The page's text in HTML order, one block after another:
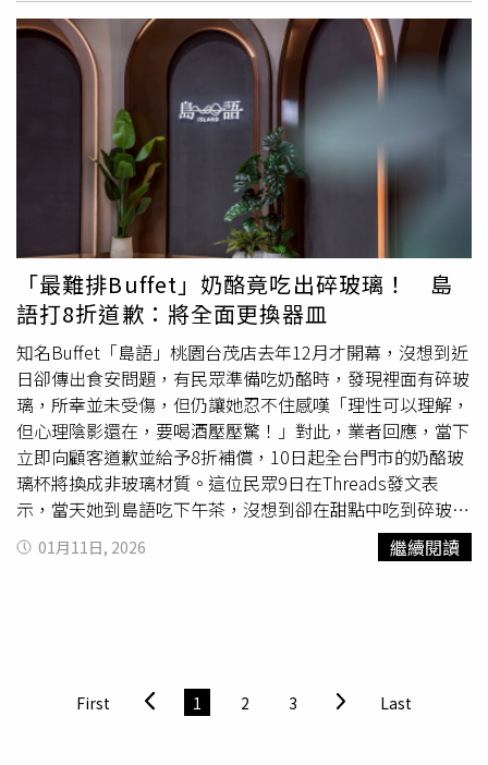
酸與鈣會先結合成「草酸鈣」，結合後的分子太大，腸道無
法吸收，因此會隨著糞便排出體外，並不會進入血液造成影
響。劉博仁說明，產生結石往往發生於「單獨」吃了大量高
草酸食物，或是腸道功能不佳者，例如腸漏症、油脂代謝異
常，此時過多的草酸鹽會穿過腸壁進入血液循環，「一旦進
入血液，草酸鹽若在腎臟沉積，就會結石；但若隨著血液流
動，卡在軟組織、筋膜或關節裡，就可能引發慢性發炎與疼
痛」。劉博仁提醒，若平時吃得很養生，卻莫名感到關節酸
痛、肌肉僵硬甚至容易疲勞，可檢視飲食中是否有「4類高
草酸食物」：蔬菜類包括菠菜、甜菜根、莧菜、瑞士甜菜；
水果類有楊桃、奇異果（適量即可）、李子；堅果與種子則
是杏仁、腰果、花生；其他還包含巧克力（可可含量越高的
黑巧克力越多）、濃茶。不過劉博仁表示，民眾只要掌握幾
個原則，仍然可以享受美食，首先是建議每天至少喝2000
至2500cc的水，有助於稀釋尿液中的草酸濃度；吃高草酸
蔬菜時，搭配富含鈣質的食物如豆腐、優格、小魚乾，讓它
們在腸道就先結合排掉；最後是改變烹調方式，水煮可讓草
酸溶出，例如菠菜或莧菜汆燙後，把湯汁倒掉再吃，比直接
生食溫和。事實上，根據衛福部國健署資料，同樣醒民眾菠
菜與豆腐一起吃並不會造成身體結石的問題，草酸鈣結石的
主因是高草酸血症所導致，「在攝取含有草酸的食物，反而
「最難排Buffet」奶酪竟吃出碎玻璃！ 島
語打8折道歉：將全面更換器皿
知名Buffet「島語」桃園台茂店去年12月才開幕，沒想到近
日卻傳出食安問題，有民眾準備吃奶酪時，發現裡面有碎玻
璃，所幸並未受傷，但仍讓她忍不住感嘆「理性可以理解，
但心理陰影還在，要喝酒壓壓驚！」對此，業者回應，當下
立即向顧客道歉並給予8折補償，10日起全台門市的奶酪玻
璃杯將換成非玻璃材質。這位民眾9日在Threads發文表
示，當天她到島語吃下午茶，沒想到卻在甜點中吃到碎玻
璃，「現場經理有即時處理、整批甜點收回也給了8折，理
性可以理解，但心理陰影還在，要喝酒壓壓驚。」貼文曝光
這是尖銳物，跟把刀吞進去肚子裡沒甚麼差別，喉嚨、腸胃
都可能大出血，可能受中重傷，嚴重一點死亡都可能的」、
01月11日, 2026 繼續閱讀
First 1 2 3 Last